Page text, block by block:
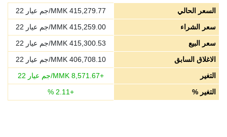
السعر الحالي 415,279.77
سعر الشراء
415,259.00
سعر البيع
415,300.53
الاغلاق السابق
406,708.10
التغير
+
8,571.67
التغير %
+
2.11
%